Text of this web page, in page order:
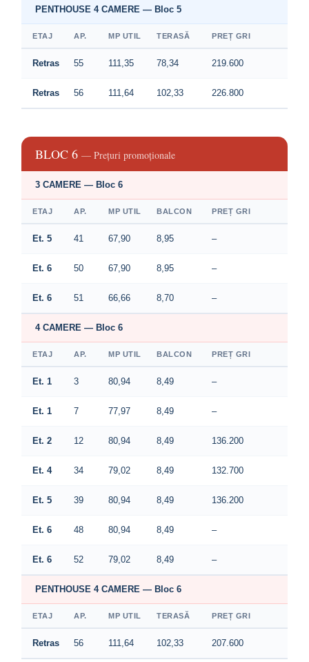
PENTHOUSE 4 CAMERE — Bloc 5
ETAJ AP. MP UTIL TERASĂ PREȚ GRI
Retras 55 111,35 78,34 219.600
Retras 56 111,64 102,33 226.800
BLOC 6— Prețuri promoționale
3 CAMERE — Bloc 6
ETAJ AP. MP UTIL BALCON PREȚ GRI
Et. 5 41 67,90 8,95 –
Et. 6 50 67,90 8,95 –
Et. 6 51 66,66 8,70 –
4 CAMERE — Bloc 6
ETAJ AP. MP UTIL BALCON PREȚ GRI
Et. 1 3 80,94 8,49 –
Et. 1 7 77,97 8,49 –
Et. 2 12 80,94 8,49 136.200
Et. 4 34 79,02 8,49 132.700
Et. 5 39 80,94 8,49 136.200
Et. 6 48 80,94 8,49 –
Et. 6 52 79,02 8,49 –
PENTHOUSE 4 CAMERE — Bloc 6
ETAJ AP. MP UTIL TERASĂ PREȚ GRI
Retras 56 111,64 102,33 207.600